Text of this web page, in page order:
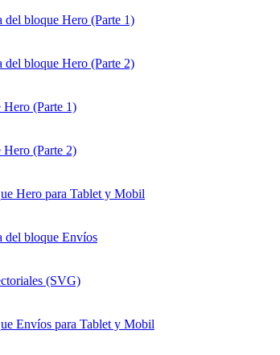
del bloque Hero (Parte 1)
del bloque Hero (Parte 2)
(Parte 1)
(Parte 2)
Hero para Tablet y Mobil
del bloque Envíos
(SVG)
Envíos para Tablet y Mobil